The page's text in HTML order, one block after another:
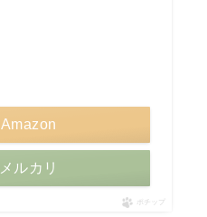
Amazon
メルカリ
ポチップ